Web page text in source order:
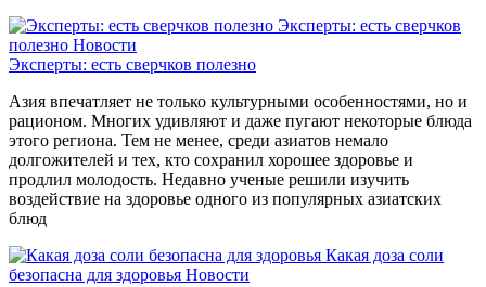
Эксперты: есть сверчков
полезно Новости
Эксперты: есть сверчков полезно
Азия впечатляет не только культурными особенностями, но и
рационом. Многих удивляют и даже пугают некоторые блюда
этого региона. Тем не менее, среди азиатов немало
долгожителей и тех, кто сохранил хорошее здоровье и
продлил молодость. Недавно ученые решили изучить
воздействие на здоровье одного из популярных азиатских
блюд
Какая доза соли
безопасна для здоровья Новости